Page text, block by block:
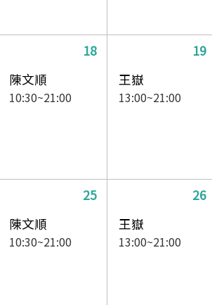
18
陳文順
10:30~21:00
19
王嶽
13:00~21:00
25
陳文順
10:30~21:00
26
王嶽
13:00~21:00